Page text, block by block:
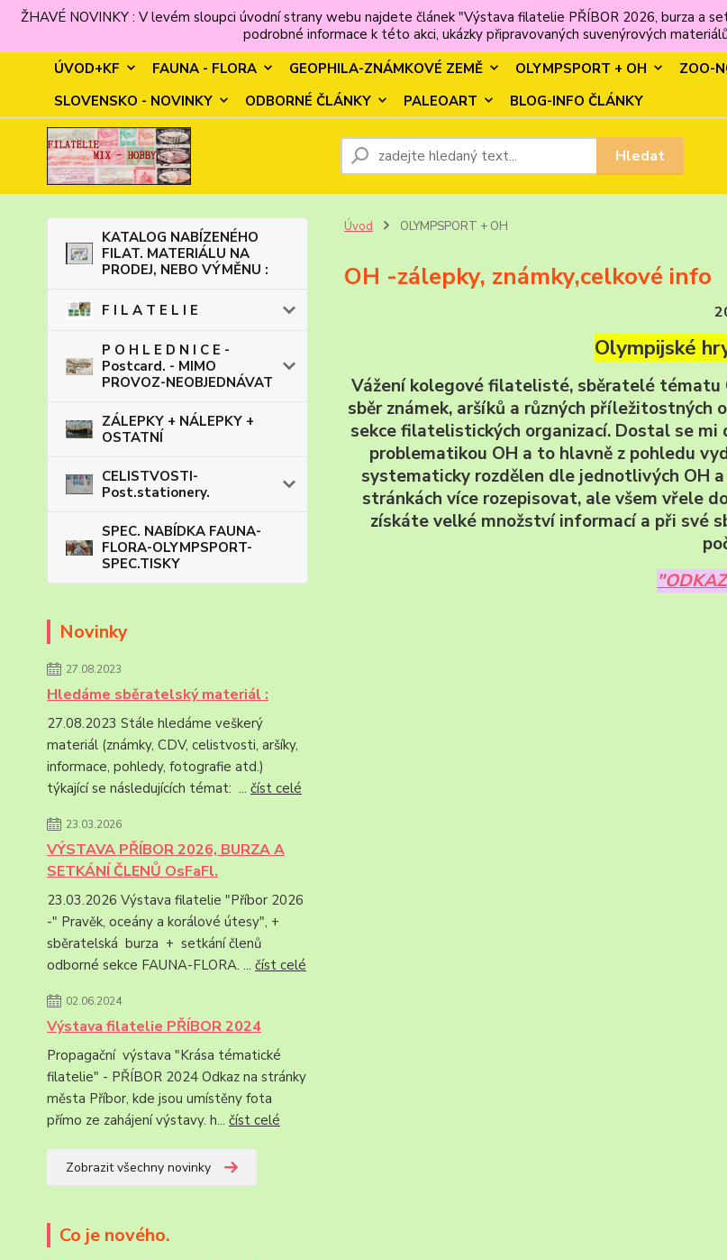
ŽHAVÉ NOVINKY : V levém sloupci úvodní strany webu najdete článek "Výstava filatelie PŘÍBOR 2026, burza a
podrobné informace k této akci, ukázky připravovaných suvenýrových
ÚVOD+KF
FAUNA - FLORA GEOPHILA-ZNÁMKOVÉ ZEMĚ OLYMPSPORT + OH
ZOO-
SLOVENSKO - NOVINKY
ODBORNÉ ČLÁNKY PALEOART BLOG-INFO ČLÁNKY
Hledat
KATALOG NABÍZENÉHO
FILAT. MATERIÁLU NA
PRODEJ, NEBO VÝMĚNU :
F I L A T E L I E
P O H L E D N I C E -
Postcard. - MIMO
PROVOZ-NEOBJEDNÁVAT
ZÁLEPKY + NÁLEPKY +
OSTATNÍ
CELISTVOSTI-
Post.stationery.
SPEC. NABÍDKA FAUNA-
FLORA-OLYMPSPORT-
SPEC.TISKY
Novinky
27.08.2023
Hledáme sběratelský materiál :
27.08.2023 Stále hledáme veškerý
materiál (známky, CDV, celistvosti, aršíky,
informace, pohledy, fotografie atd.)
týkající se následujících témat: ... číst celé
23.03.2026
VÝSTAVA PŘÍBOR 2026, BURZA A
SETKÁNÍ ČLENŮ OsFaFl.
23.03.2026 Výstava filatelie "Příbor 2026
-" Pravěk, oceány a korálové útesy", +
sběratelská burza + setkání členů
odborné sekce FAUNA-FLORA. ... číst celé
02.06.2024
Výstava filatelie PŘÍBOR 2024
Propagační výstava "Krása tématické
filatelie" - PŘÍBOR 2024 Odkaz na stránky
města Příbor, kde jsou umístěny fota
přímo ze zahájení výstavy. h... číst celé
Zobrazit všechny novinky
Co je nového.
Úvod OLYMPSPORT + OH
OH -zálepky, známky,celkové info
Olympijské
Vážení kolegové filatelisté, sběratelé tématu
sběr známek, aršíků a různých
sekce filatelistických organizací. Dostal se
problematikou OH a to hlavně z pohledu
systematicky rozdělen dle jednotlivých OH
stránkách více rozepisovat, ale všem vřele
získáte velké množství informací a při své